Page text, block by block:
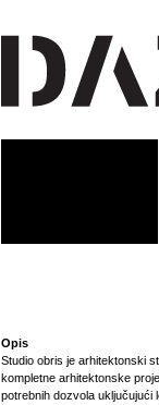
Opis
Studio obris je arhitektonski
kompletne arhitektonske
potrebnih dozvola uključujući